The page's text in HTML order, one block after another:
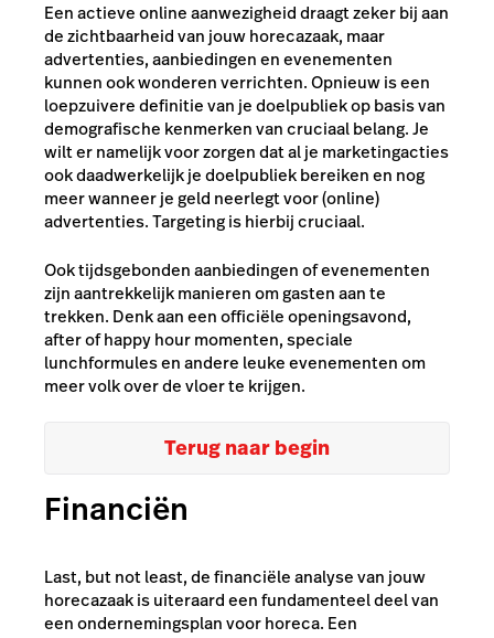
Een actieve online aanwezigheid draagt zeker bij aan
de zichtbaarheid van jouw horecazaak, maar
advertenties, aanbiedingen en evenementen
kunnen ook wonderen verrichten. Opnieuw is een
loepzuivere definitie van je doelpubliek op basis van
demografische kenmerken van cruciaal belang. Je
wilt er namelijk voor zorgen dat al je marketingacties
ook daadwerkelijk je doelpubliek bereiken en nog
meer wanneer je geld neerlegt voor (online)
advertenties. Targeting is hierbij cruciaal.
Ook tijdsgebonden aanbiedingen of evenementen
zijn aantrekkelijk manieren om gasten aan te
trekken. Denk aan een officiële openingsavond,
after of happy hour momenten, speciale
lunchformules en andere leuke evenementen om
meer volk over de vloer te krijgen.
Terug naar begin
Financiën
Last, but not least, de financiële analyse van jouw
horecazaak is uiteraard een fundamenteel deel van
een ondernemingsplan voor horeca. Een